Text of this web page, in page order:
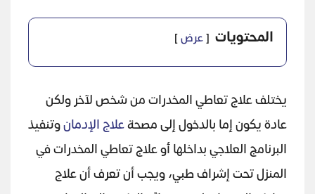
المحتويات عرض
يختلف علاج تعاطي المخدرات من شخص لآخر ولكن
عادة يكون إما بالدخول إلى مصحةعلاج الإدمانوتنفيذ
البرنامج العلاجي بداخلها أو علاج تعاطي المخدرات في
المنزل تحت إشراف طبي، ويجب أن تعرف أن علاج